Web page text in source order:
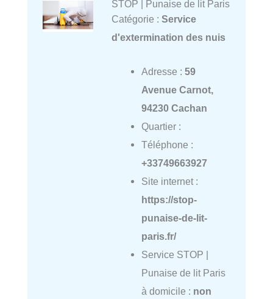
STOP | Punaise de lit Paris
Catégorie : Service
d'extermination des nuis
Adresse : 59
Avenue Carnot,
94230 Cachan
Quartier :
Téléphone :
+33749663927
Site internet :
https://stop-
punaise-de-lit-
paris.fr/
Service STOP |
Punaise de lit Paris
à domicile : non